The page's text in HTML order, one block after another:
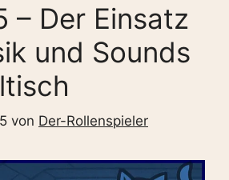
– Der Einsatz
und Sounds
von Der-Rollenspieler